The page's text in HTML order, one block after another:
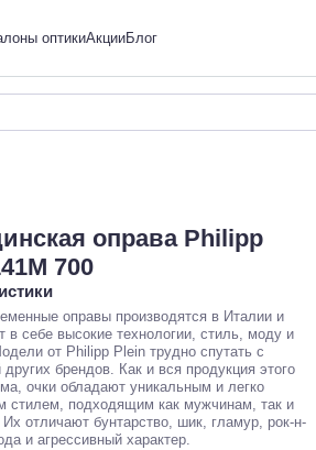
оптикиАкцииБлог
оправа Philipp
700
оправы производятся в Италии и
в себе высокие технологии, стиль, моду и
от Philipp Plein трудно спутать с
других брендов. Как и вся продукция этого
очки обладают уникальным и легко
стилем, подходящим как мужчинам, так и
отличают бунтарство, шик, гламур, рок-н-
и агрессивный характер.